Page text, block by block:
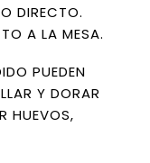
DIRECTO.
A LA MESA.
PUEDEN
Y DORAR
HUEVOS,